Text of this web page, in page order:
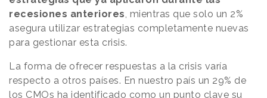
recesiones anteriores, mientras que solo un 2%
asegura utilizar estrategias completamente nuevas
para gestionar esta crisis.
La forma de ofrecer respuestas a la crisis varía
respecto a otros países. En nuestro país un 29% de
los CMOs ha identificado como un punto clave su